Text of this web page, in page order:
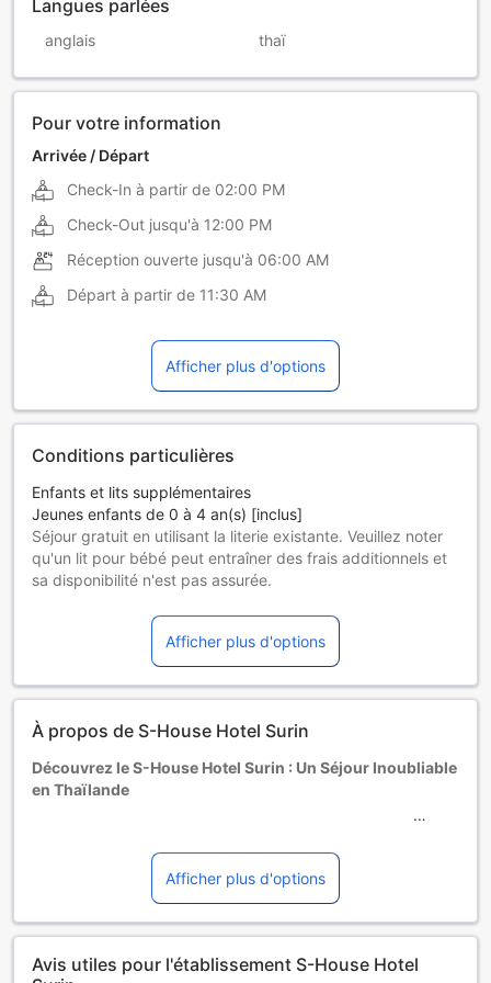
Langues parlées
anglais thaï
Pour votre information
Arrivée / Départ
Check-In à partir de 02:00 PM
Check-Out jusqu'à 12:00 PM
Réception ouverte jusqu'à 06:00 AM
Départ à partir de 11:30 AM
Afficher plus d'options
Conditions particulières
Enfants et lits supplémentaires
Jeunes enfants de 0 à 4 an(s) [inclus]
Séjour gratuit en utilisant la literie existante. Veuillez noter
qu'un lit pour bébé peut entraîner des frais additionnels et
sa disponibilité n'est pas assurée.
Séjour gratuit en utilisant la literie existante.
Les hôtes de 11 ans et plus sont considérés comme des
Les lits supplémentaires dépendent de la chambre que
capacité de chaque chambre.
peuvent s'appliquer si vous réservez plus de 5 chambres
Afficher plus d'options
À propos de S-House Hotel Surin
Découvrez le S-House Hotel Surin : Un Séjour Inoubliable
en Thaïlande
Hotel Surin est un établissement moderne qui a ouvert ses
portes en 2018. Avec son design contemporain et son
ambiance chaleureuse, cet hôtel est l'endroit idéal pour les
voyageurs en quête de confort et de sérénité. Le S-House
Hotel Surin offre une expérience unique, alliant hospitalité
thaïlandaise et commodités modernes, pour que chaque
Afficher plus d'options
Avis utiles pour l'établissement S-House Hotel